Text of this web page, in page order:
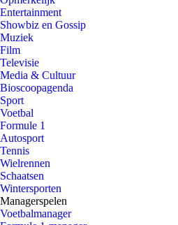
Entertainment
Showbiz en Gossip
Muziek
Film
Televisie
Media & Cultuur
Bioscoopagenda
Sport
Voetbal
Formule 1
Autosport
Tennis
Wielrennen
Schaatsen
Wintersporten
Managerspelen
Voetbalmanager